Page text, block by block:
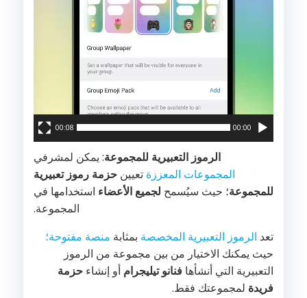
00:00
00:08
الرموز التعبيرية للمجموعة: يمكن لمشرفي
المجموعات المعززة تعيين حزمة رموز تعبيرية
للمجموعة؛ حيث سيُسمح لجميع الأعضاء استخدامها في
المجموعة.
تعد الرموز التعبيرية المخصصة بمثابة منصة مفتوحة؛
حيث يمكنك الاختيار من بين مجموعة من الرموز
التعبيرية التي أنشأها فنانو تيليجرام أو إنشاء حزمة
فريدة لمجموعتك فقط.